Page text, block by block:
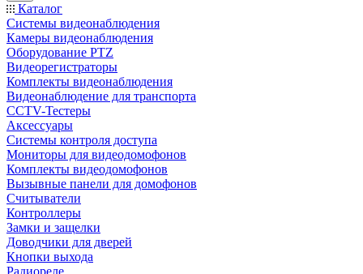
Каталог
Системы видеонаблюдения
Камеры видеонаблюдения
Оборудование PTZ
Видеорегистраторы
Комплекты видеонаблюдения
Видеонаблюдение для транспорта
CCTV-Тестеры
Аксессуары
Системы контроля доступа
Мониторы для видеодомофонов
Комплекты видеодомофонов
Вызывные панели для домофонов
Считыватели
Контроллеры
Замки и защелки
Доводчики для дверей
Кнопки выхода
Радиореле